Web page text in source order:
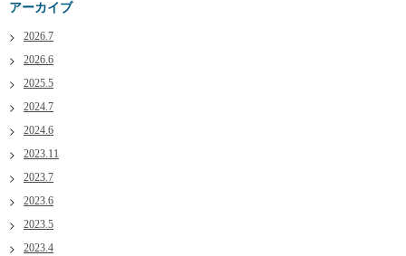
アーカイブ
2026.7
2026.6
2025.5
2024.7
2024.6
2023.11
2023.7
2023.6
2023.5
2023.4